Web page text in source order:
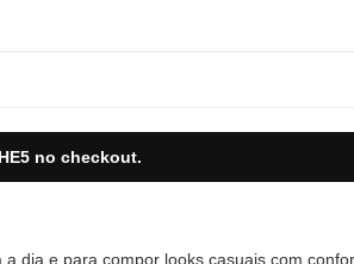
no checkout.
dia e para compor looks casuais com